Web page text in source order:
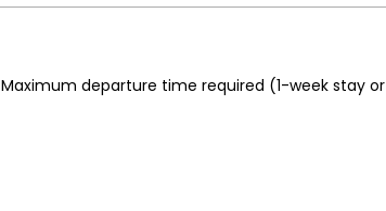
Maximum departure time required (1-week stay or